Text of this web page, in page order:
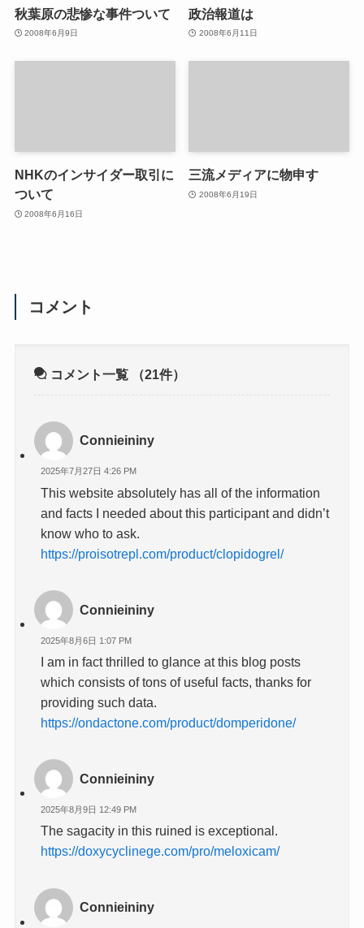
秋葉原の悲惨な事件ついて
2008年6月9日
政治報道は
2008年6月11日
NHKのインサイダー取引に
ついて
2008年6月16日
三流メディアに物申す
2008年6月19日
コメント
コメント一覧 （21件）
Connieininy
2025年7月27日 4:26 PM
This website absolutely has all of the information
and facts I needed about this participant and didn’t
know who to ask.
https://proisotrepl.com/product/clopidogrel/
Connieininy
2025年8月6日 1:07 PM
I am in fact thrilled to glance at this blog posts
which consists of tons of useful facts, thanks for
providing such data.
https://ondactone.com/product/domperidone/
Connieininy
2025年8月9日 12:49 PM
The sagacity in this ruined is exceptional.
https://doxycyclinege.com/pro/meloxicam/
Connieininy